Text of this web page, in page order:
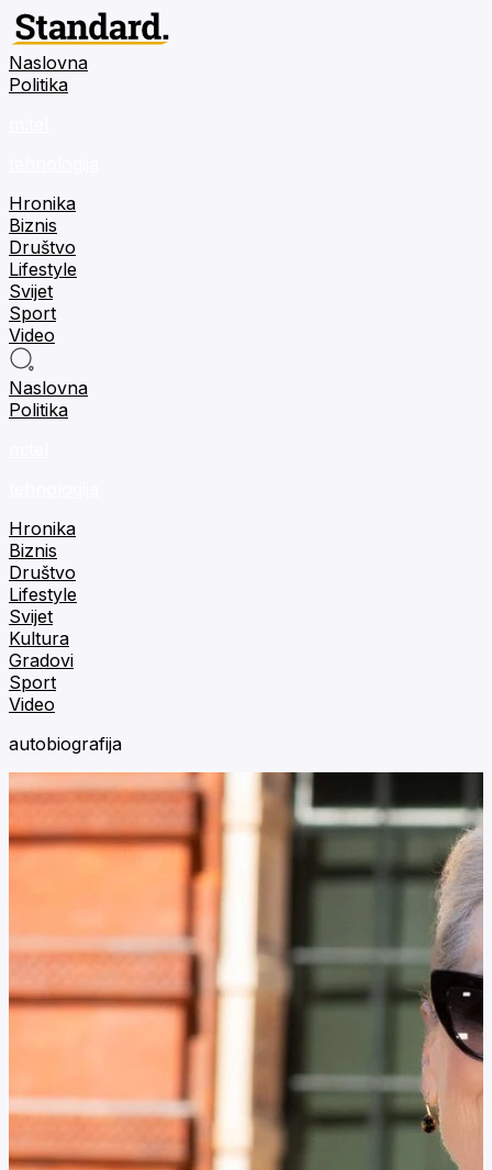
Naslovna
Politika
Hronika
Biznis
Društvo
Lifestyle
Svijet
Sport
Video
Naslovna
Politika
Hronika
Biznis
Društvo
Lifestyle
Svijet
Kultura
Gradovi
Sport
Video
autobiografija